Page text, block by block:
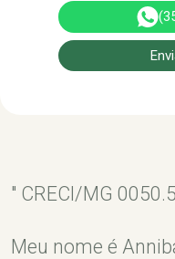
" CRECI/MG
Meu nome é